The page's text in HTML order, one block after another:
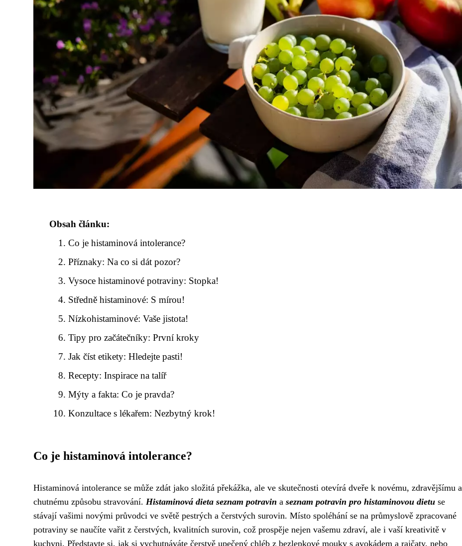
Obsah článku:
Co je histaminová intolerance?
Příznaky: Na co si dát pozor?
Vysoce histaminové potraviny: Stopka!
Středně histaminové: S mírou!
Nízkohistaminové: Vaše jistota!
Tipy pro začátečníky: První kroky
Jak číst etikety: Hledejte pasti!
Recepty: Inspirace na talíř
Mýty a fakta: Co je pravda?
Konzultace s lékařem: Nezbytný krok!
Co je histaminová intolerance?
Histaminová intolerance se může zdát jako složitá překážka, ale ve skutečnosti otevírá dveře k novému, zdravějšímu a
chutnému způsobu stravování. Histaminová dieta seznam potravin a seznam potravin pro histaminovou dietu se
stávají vašimi novými průvodci ve světě pestrých a čerstvých surovin. Místo spoléhání se na průmyslově zpracované
potraviny se naučíte vařit z čerstvých, kvalitních surovin, což prospěje nejen vašemu zdraví, ale i vaší kreativitě v
kuchyni. Představte si, jak si vychutnáváte čerstvě upečený chléb z bezlepkové mouky s avokádem a rajčaty, nebo